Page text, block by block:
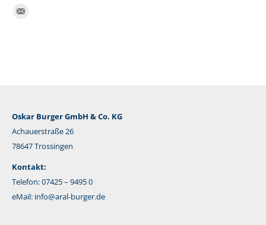
Finden Sie uns auf:
Oskar Burger GmbH & Co. KG
Achauerstraße 26
78647 Trossingen
Kontakt:
Telefon: 07425 – 9495 0
eMail: info@aral-burger.de